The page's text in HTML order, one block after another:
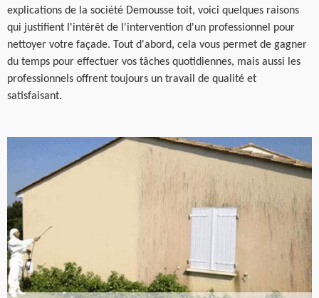
explications de la société Demousse toit, voici quelques raisons
qui justifient l'intérêt de l'intervention d'un professionnel pour
nettoyer votre façade. Tout d'abord, cela vous permet de gagner
du temps pour effectuer vos tâches quotidiennes, mais aussi les
professionnels offrent toujours un travail de qualité et
satisfaisant.